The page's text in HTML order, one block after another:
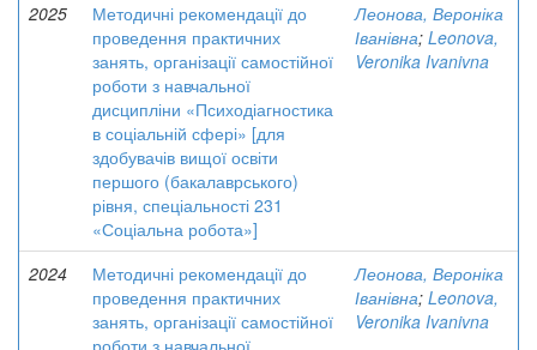
2025
Методичні рекомендації до
проведення практичних
занять, організації самостійної
роботи з навчальної
дисципліни «Психодіагностика
в соціальній сфері» [для
здобувачів вищої освіти
першого (бакалаврського)
рівня, спеціальності 231
«Соціальна робота»]
Леонова, Вероніка
Іванівна; Leonova,
Veronika Ivanivna
2024
Методичні рекомендації до
проведення практичних
занять, організації самостійної
роботи з навчальної
Леонова, Вероніка
Іванівна; Leonova,
Veronika Ivanivna